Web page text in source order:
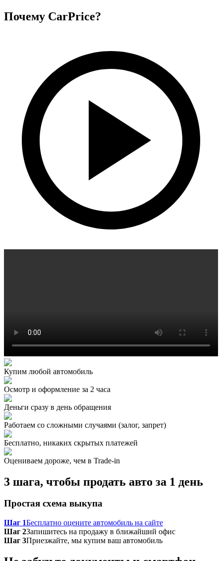
Почему CarPrice?
Купим любой автомобиль
Осмотр и оформление за 2 часа
Деньги сразу в день обращения
Работаем со сложными случаями (залог, запрет)
Бесплатно, никаких скрытых платежей
Оцениваем дороже, чем в Trade‑in
3 шага, чтобы продать авто за 1 день
Простая схема выкупа
Шаг 1Бесплатно оцените автомобиль на сайте
Шаг 2Запишитесь на продажу в ближайший офис
Шаг 3Приезжайте, мы купим ваш автомобиль